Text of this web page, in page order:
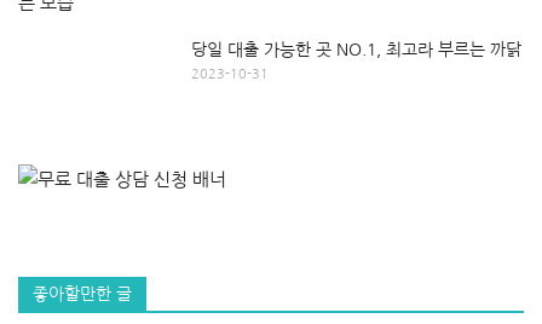
당일 대출 가능한 곳 NO.1, 최고라 부르는 까닭
2023-10-31
좋아할만한 글